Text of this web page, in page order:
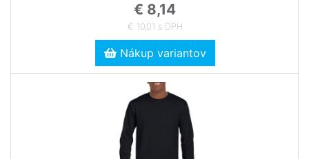
€ 8,14
€ 10,01 s DPH
Nákup variantov